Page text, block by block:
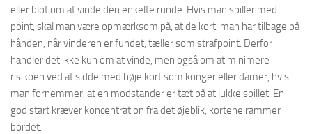
eller blot om at vinde den enkelte runde. Hvis man spiller med
point, skal man være opmærksom på, at de kort, man har tilbage på
hånden, når vinderen er fundet, tæller som strafpoint. Derfor
handler det ikke kun om at vinde, men også om at minimere
risikoen ved at sidde med høje kort som konger eller damer, hvis
man fornemmer, at en modstander er tæt på at lukke spillet. En
god start kræver koncentration fra det øjeblik, kortene rammer
bordet.